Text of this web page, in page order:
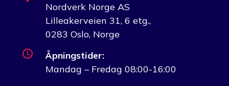
Nordverk Norge AS
Lilleakerveien 31, 6 etg.,
0283 Oslo, Norge
Åpningstider:
Mandag – Fredag 08:00-16:00